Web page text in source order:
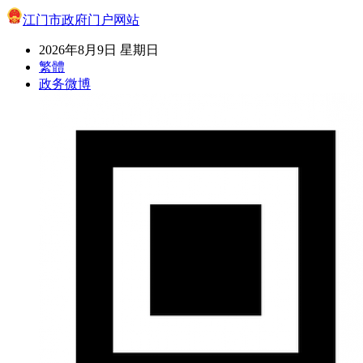
江门市政府门户网站
2026年8月9日 星期日
繁體
政务微博